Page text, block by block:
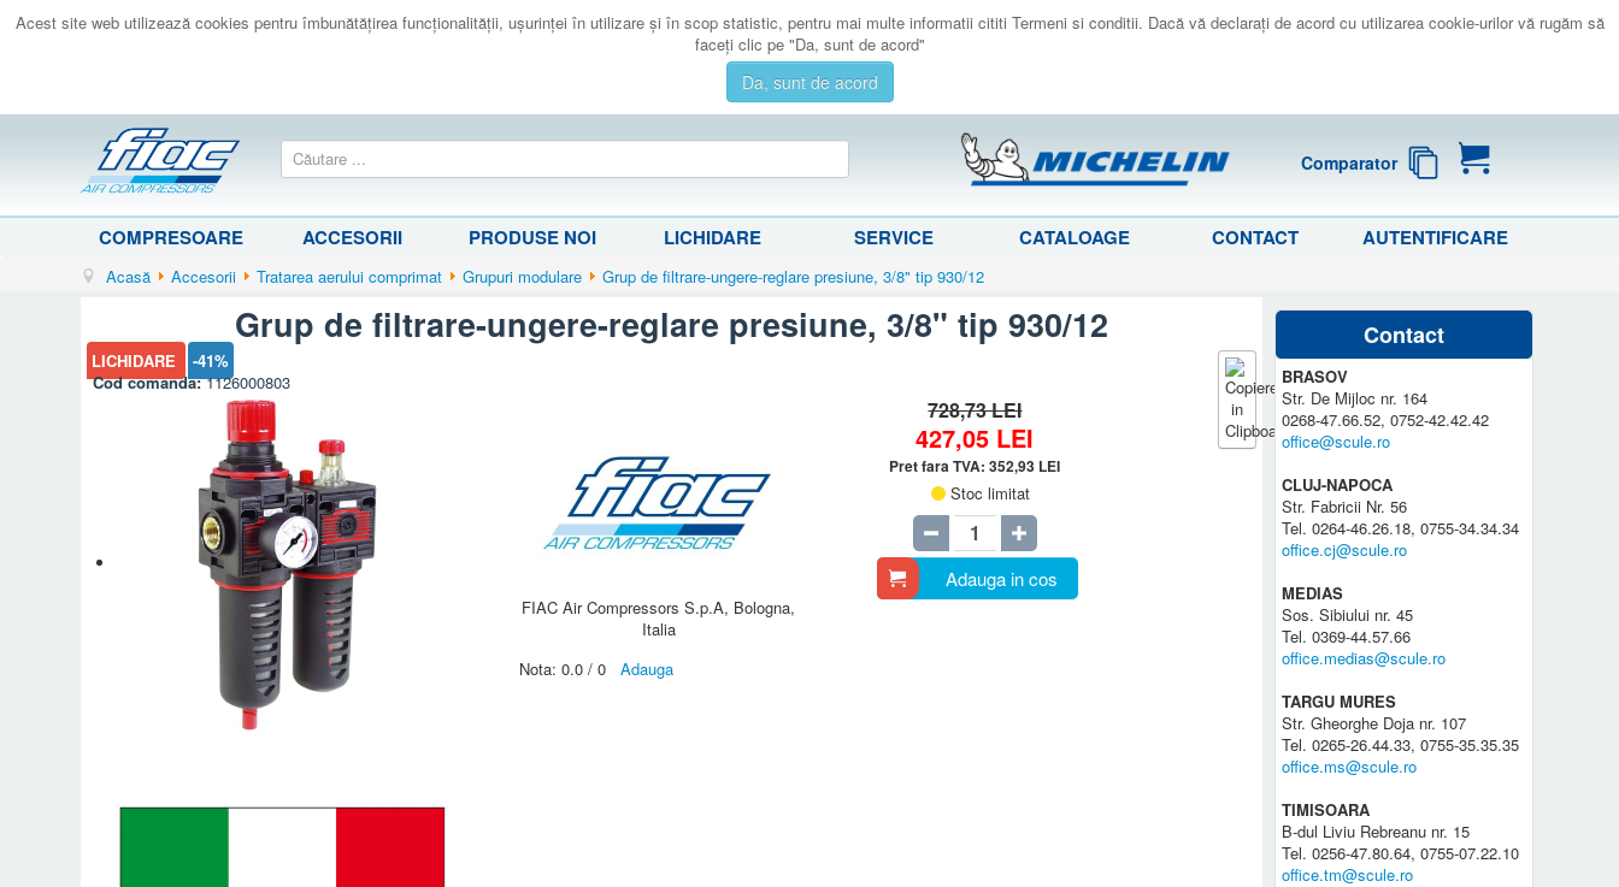
Acest site web utilizează cookies pentru îmbunătăţirea funcţionalităţii, uşurinţei în utilizare şi în scop statistic, pentru mai multe informatii cititi Termeni si conditii. Dacă vă declaraţi de acord cu utilizarea cookie-urilor vă rugăm să
faceţi clic pe "Da, sunt de acord"
Da, sunt de acord
Comparator
COMPRESOARE ACCESORII PRODUSE NOI LICHIDARE SERVICE CATALOAGE CONTACT AUTENTIFICARE
Acasă Accesorii Tratarea aerului comprimat Grupuri modulare Grup de filtrare-ungere-reglare presiune, 3/8" tip 930/12
Grup de filtrare-ungere-reglare presiune, 3/8" tip 930/12
LICHIDARE
-41%
Cod comanda:1126000803
FIAC Air Compressors S.p.A, Bologna,
Italia
Nota: 0.0 / 0 Adauga
728,73 LEI
427,05 LEI
Pret fara TVA:352,93 LEI
Stoc limitat
Adauga in cos
Contact
BRASOV
Str. De Mijloc nr. 164
0268-47.66.52, 0752-42.42.42
office@scule.ro
CLUJ-NAPOCA
Str. Fabricii Nr. 56
Tel. 0264-46.26.18, 0755-34.34.34
office.cj@scule.ro
MEDIAS
Sos. Sibiului nr. 45
Tel. 0369-44.57.66
office.medias@scule.ro
TARGU MURES
Str. Gheorghe Doja nr. 107
Tel. 0265-26.44.33, 0755-35.35.35
office.ms@scule.ro
TIMISOARA
B-dul Liviu Rebreanu nr. 15
Tel. 0256-47.80.64, 0755-07.22.10
office.tm@scule.ro